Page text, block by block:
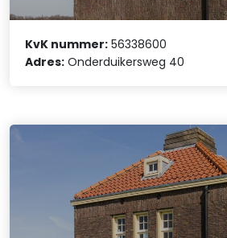
KvK nummer: 56338600
Adres: Onderduikersweg 40